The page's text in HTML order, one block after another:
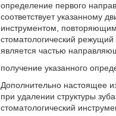
определение первого
соответствует указанному
инструментом,
стоматологический
является частью
получение указанного
Дополнительно настоящее
при удалении структуры
стоматологический